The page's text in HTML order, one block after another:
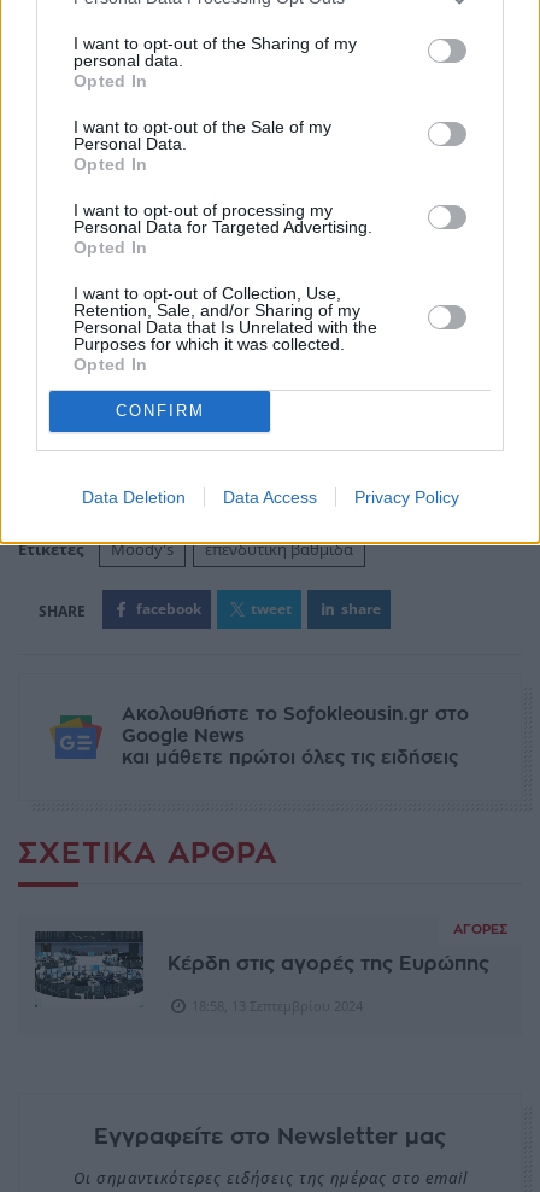
I want to opt-out of the Sharing of my
personal data.
Opted In
I want to opt-out of the Sale of my
Personal Data.
Opted In
I want to opt-out of processing my
Personal Data for Targeted Advertising.
Opted In
I want to opt-out of Collection, Use,
Retention, Sale, and/or Sharing of my
Personal Data that Is Unrelated with the
Purposes for which it was collected.
Opted In
CONFIRM
Data Deletion Data Access Privacy Policy
Η τελευταία αναβάθμιση της Ελλάδας από την
Moody's έγινε πριν από περίπου ένα χρόνο,
ανεβάζοντας τότε την πιστοληπτική της ικανότητα
Ετικέτες Moody's επενδυτική βαθμίδα
facebook tweet share
Ακολουθήστε το Sofokleousin.gr στο
Google News
και μάθετε πρώτοι όλες τις ειδήσεις
ΣΧΕΤΙΚΆ ΆΡΘΡΑ
ΑΓΟΡΈΣ
Κέρδη στις αγορές της Ευρώπης
Εγγραφείτε στο Newsletter μας
Οι σημαντικότερες ειδήσεις της ημέρας στο email